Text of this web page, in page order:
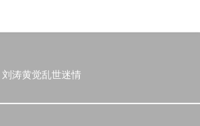
涛黄觉乱世迷情